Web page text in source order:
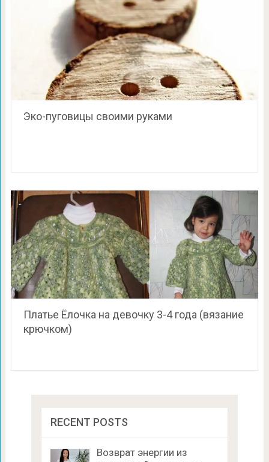
Эко-пуговицы своими руками
Платье Ёлочка на девочку 3-4 года (вязание
крючком)
RECENT POSTS
Возврат энергии из